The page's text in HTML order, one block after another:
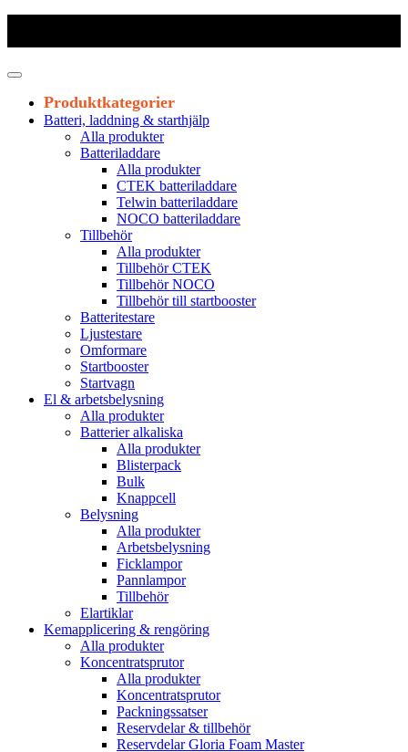
Produktkategorier
Batteri, laddning & starthjälp
Alla produkter
Batteriladdare
Alla produkter
CTEK batteriladdare
Telwin batteriladdare
NOCO batteriladdare
Tillbehör
Alla produkter
Tillbehör CTEK
Tillbehör NOCO
Tillbehör till startbooster
Batteritestare
Ljustestare
Omformare
Startbooster
Startvagn
El & arbetsbelysning
Alla produkter
Batterier alkaliska
Alla produkter
Blisterpack
Bulk
Knappcell
Belysning
Alla produkter
Arbetsbelysning
Ficklampor
Pannlampor
Tillbehör
Elartiklar
Kemapplicering & rengöring
Alla produkter
Koncentratsprutor
Alla produkter
Koncentratsprutor
Packningssatser
Reservdelar & tillbehör
Reservdelar Gloria Foam Master